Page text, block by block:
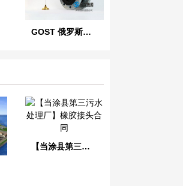
GOST 俄罗斯标准橡胶膨胀节
【当涂县第三污水处理厂】橡胶接头合同